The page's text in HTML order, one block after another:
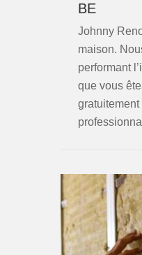
BE
Johnny
maison.
performant
que vous